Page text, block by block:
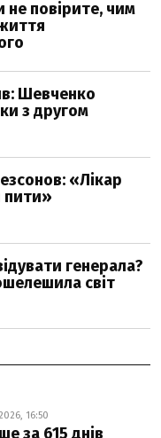
16:50
за 615 днів